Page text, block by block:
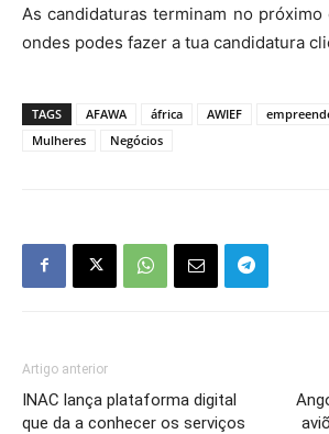
As candidaturas terminam no
ondes podes fazer a tua candidatura
TAGS AFAWA áfrica AWIEF
Mulheres
Negócios
Artigo anterior
INAC lança plataforma digital
que da a conhecer os serviços